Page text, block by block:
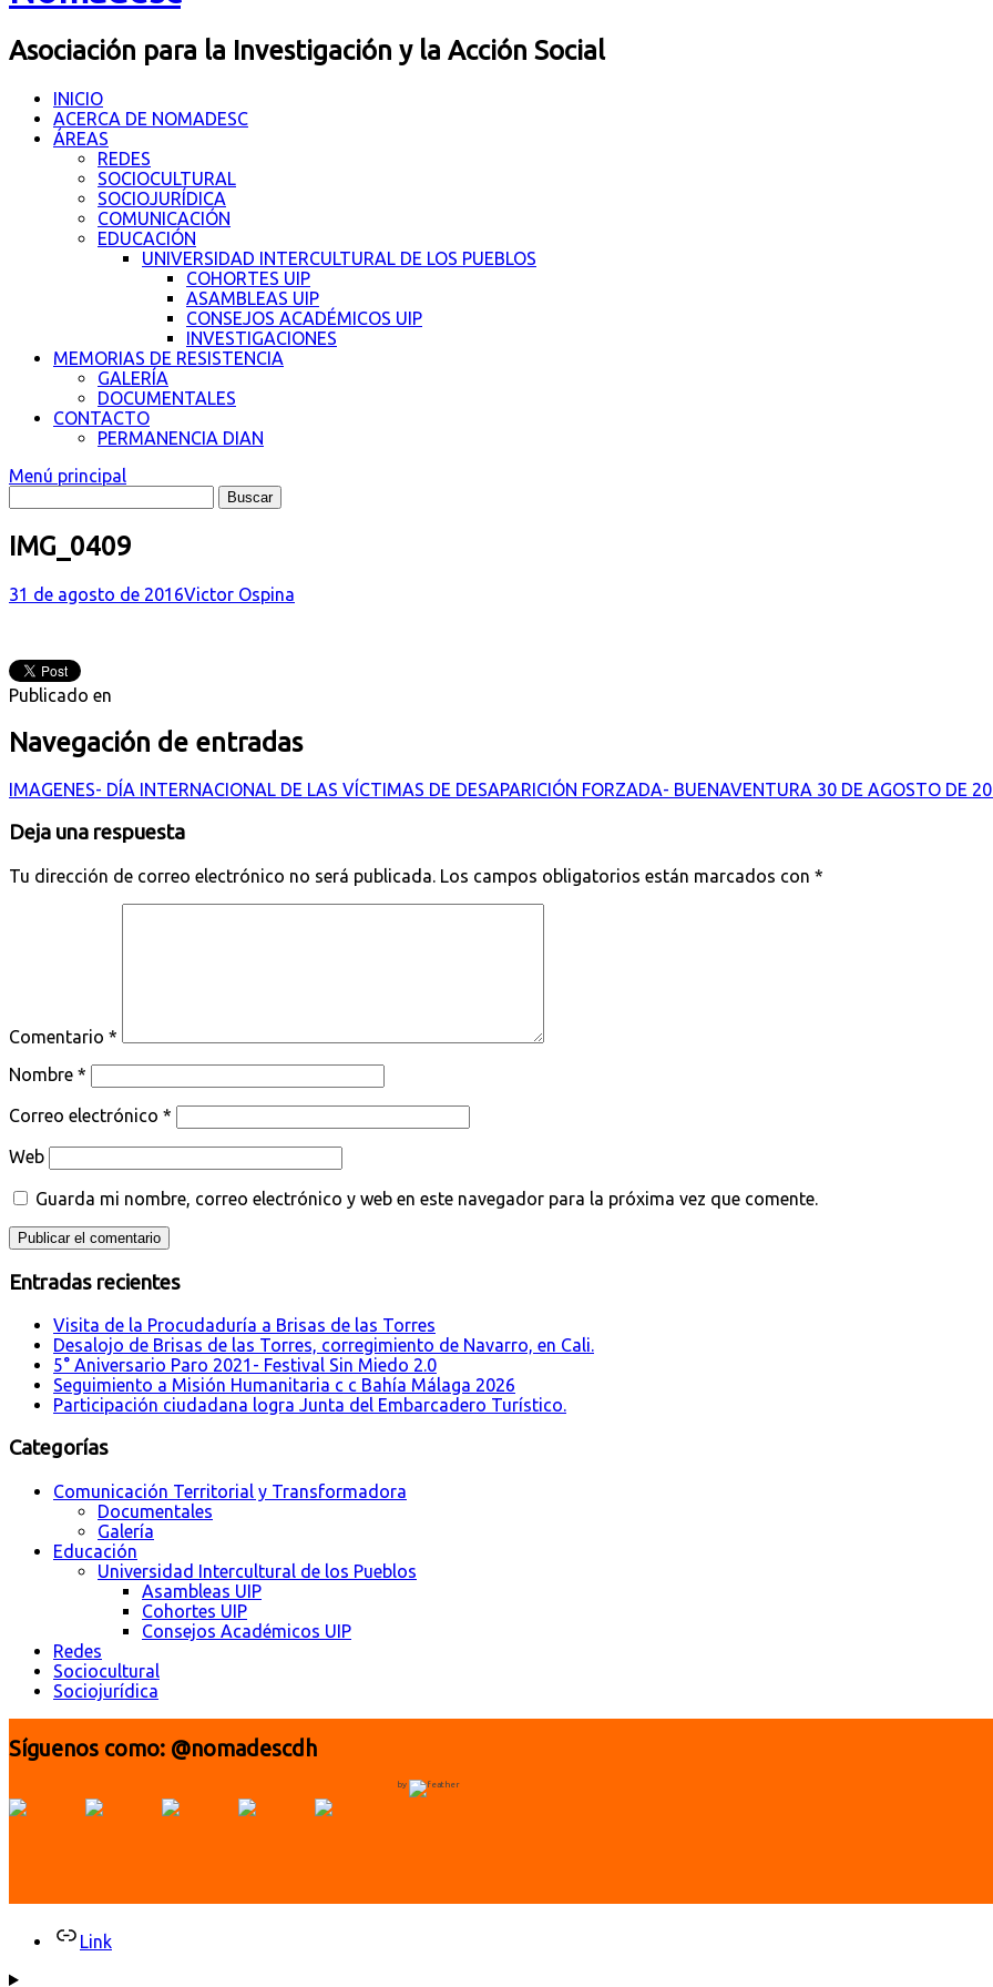
Asociación para la Investigación y la Acción Social
INICIO
ACERCA DE NOMADESC
ÁREAS
REDES
SOCIOCULTURAL
SOCIOJURÍDICA
COMUNICACIÓN
EDUCACIÓN
UNIVERSIDAD INTERCULTURAL DE LOS PUEBLOS
COHORTES UIP
ASAMBLEAS UIP
CONSEJOS ACADÉMICOS UIP
INVESTIGACIONES
MEMORIAS DE RESISTENCIA
GALERÍA
DOCUMENTALES
CONTACTO
PERMANENCIA DIAN
Menú principal
IMG_0409
31 de agosto de 2016Victor Ospina
Publicado en
Navegación de entradas
IMAGENES- DÍA INTERNACIONAL DE LAS VÍCTIMAS DE DESAPARICIÓN FORZADA- BUENAVENTURA 30 DE AGOSTO DE
Deja una respuesta
Tu dirección de correo electrónico no será publicada. Los campos obligatorios están marcados con *
Comentario *
Nombre *
Correo electrónico *
Web
Guarda mi nombre, correo electrónico y web en este navegador para la próxima vez que comente.
Entradas recientes
Visita de la Procudaduría a Brisas de las Torres
Desalojo de Brisas de las Torres, corregimiento de Navarro, en Cali.
5° Aniversario Paro 2021- Festival Sin Miedo 2.0
Seguimiento a Misión Humanitaria c c Bahía Málaga 2026
Participación ciudadana logra Junta del Embarcadero Turístico.
Categorías
Comunicación Territorial y Transformadora
Documentales
Galería
Educación
Universidad Intercultural de los Pueblos
Asambleas UIP
Cohortes UIP
Consejos Académicos UIP
Redes
Sociocultural
Sociojurídica
Síguenos como: @nomadescdh
by
Link